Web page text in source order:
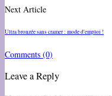
Next Article
Ultra bronzée sans cramer : mode d'emploi !
Comments (0)
Leave a Reply